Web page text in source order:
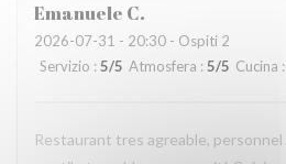
Emanuele C
2026-07-31 - 20:30 - Ospiti 2
Servizio : 5/5 Atmosfera : 5/5 Cucina :
Restaurant tres agreable,